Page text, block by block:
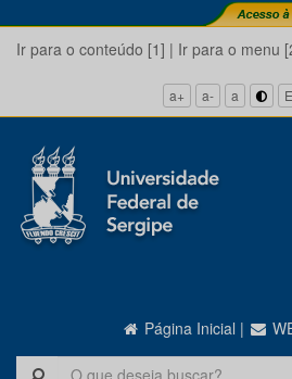
Ir para o conteúdo [1] | Ir para o menu
a+ a- a
Página Inicial |